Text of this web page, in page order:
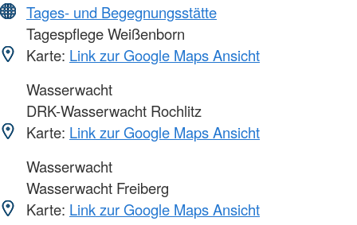
Tages- und Begegnungsstätte
Tagespflege Weißenborn
Karte: Link zur Google Maps Ansicht
Wasserwacht
DRK-Wasserwacht Rochlitz
Karte: Link zur Google Maps Ansicht
Wasserwacht
Wasserwacht Freiberg
Karte: Link zur Google Maps Ansicht